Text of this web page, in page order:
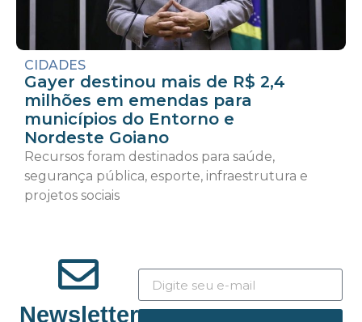
CIDADES
Gayer destinou mais de R$ 2,4
milhões em emendas para
municípios do Entorno e
Nordeste Goiano
Recursos foram destinados para saúde,
segurança pública, esporte, infraestrutura e
projetos sociais
Newsletter